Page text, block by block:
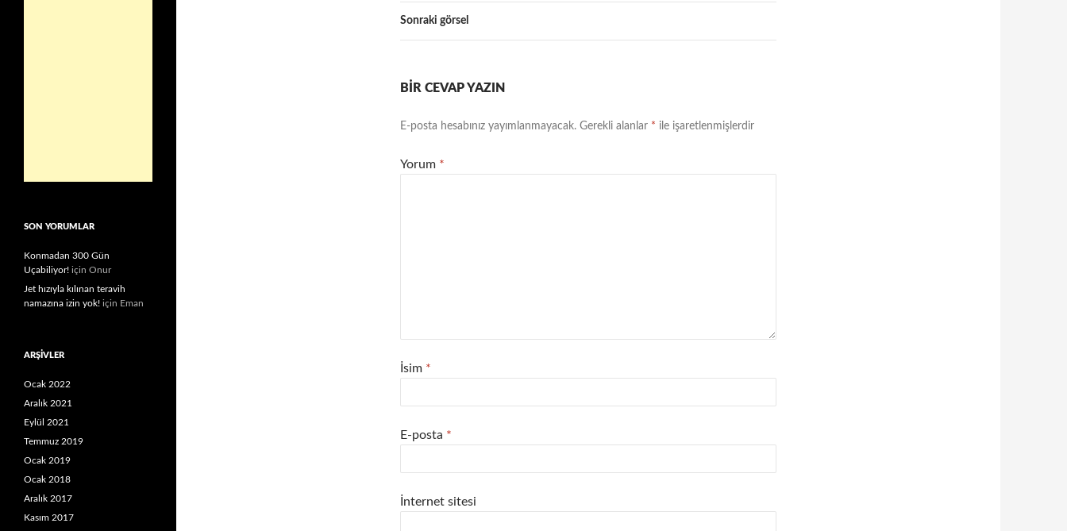
Sonraki görsel
BIR CEVAP YAZIN
E-posta hesabınız yayımlanmayacak. Gerekli alanlar * ile işaretlenmişlerdir
Yorum *
İsim *
E-posta *
İnternet sitesi
SON YORUMLAR
Konmadan 300 Gün
Uçabiliyor! için Onur
Jet hızıyla kılınan teravih
namazına izin yok! için Eman
ARŞIVLER
Ocak 2022
Aralık 2021
Eylül 2021
Temmuz 2019
Ocak 2019
Ocak 2018
Aralık 2017
Kasım 2017